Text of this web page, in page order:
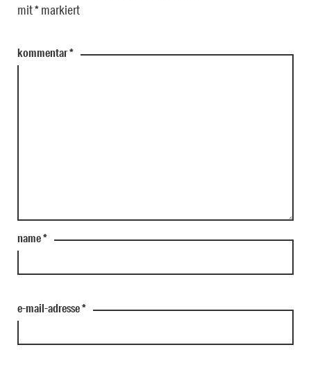
mit*markiert
kommentar*
name*
e-mail-adresse*